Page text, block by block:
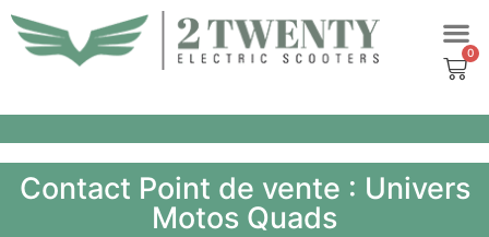
Aller
au
Contact Point de vente : Univers
Motos Quads